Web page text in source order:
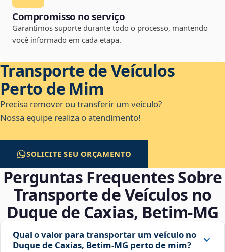
Compromisso no serviço
Garantimos suporte durante todo o processo, mantendo
você informado em cada etapa.
Transporte de Veículos
Perto de Mim
Precisa remover ou transferir um veículo?
Nossa equipe realiza o atendimento!
SOLICITE SEU ORÇAMENTO
Perguntas Frequentes Sobre
Transporte de Veículos no
Duque de Caxias, Betim‑MG
Qual o valor para transportar um veículo no
Duque de Caxias, Betim‑MG perto de mim?